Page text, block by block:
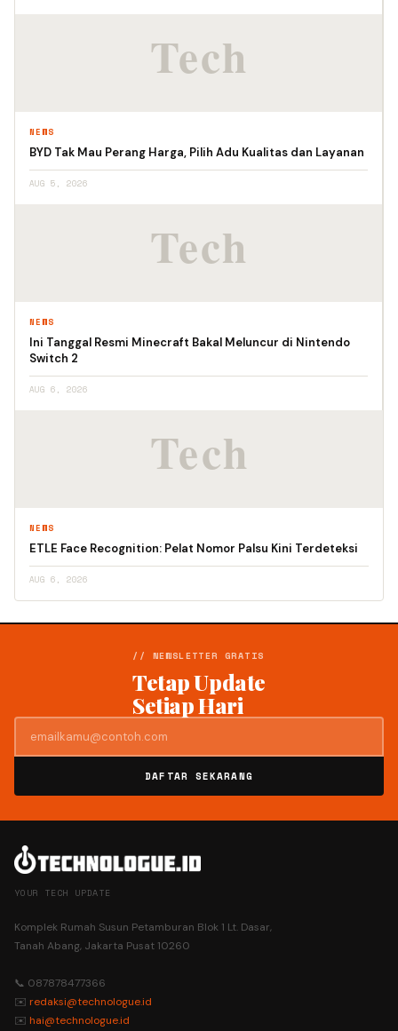
NEWS
BYD Tak Mau Perang Harga, Pilih Adu Kualitas dan Layanan
AUG 5, 2026
NEWS
Ini Tanggal Resmi Minecraft Bakal Meluncur di Nintendo
Switch 2
AUG 6, 2026
NEWS
ETLE Face Recognition: Pelat Nomor Palsu Kini Terdeteksi
AUG 6, 2026
// NEWSLETTER GRATIS
Tetap Update
Setiap Hari
DAFTAR SEKARANG
YOUR TECH UPDATE
Komplek Rumah Susun Petamburan Blok 1 Lt. Dasar,
Tanah Abang, Jakarta Pusat 10260
📞 087878477366
✉️ redaksi@technologue.id
✉️ hai@technologue.id